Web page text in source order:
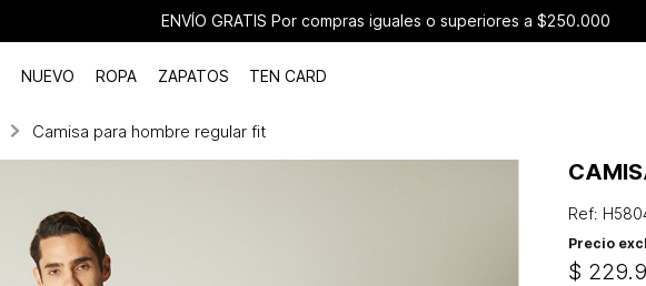
ENVÍO GRATIS Por compras iguales o superiores a $250.000
NUEVO ROPA ZAPATOS TEN CARD
Camisa para hombre regular fit
Ref:
Precio
$ 229.